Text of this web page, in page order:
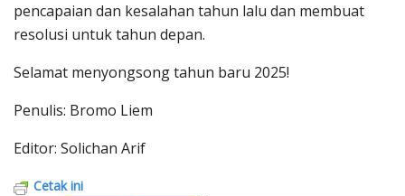
pencapaian dan kesalahan tahun lalu dan membuat
resolusi untuk tahun depan.
Selamat menyongsong tahun baru 2025!
Penulis: Bromo Liem
Editor: Solichan Arif
Cetak ini